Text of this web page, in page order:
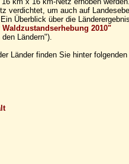
verdichtet, um auch auf
Überblick über die
2010"
Ländern").
Länder finden Sie hinter folgenden